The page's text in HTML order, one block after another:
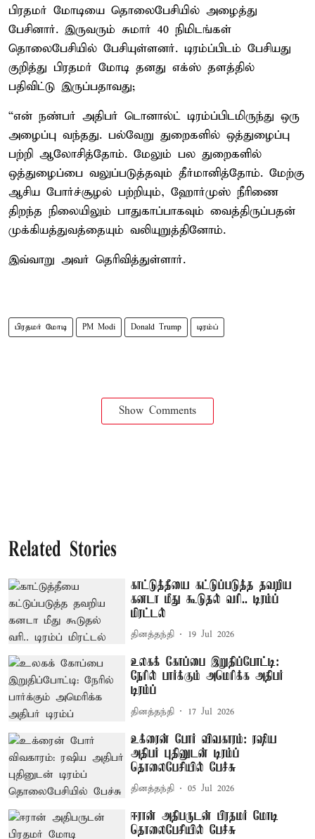
பிரதமர் மோடியை தொலைபேசியில் அழைத்து
பேசினார். இருவரும் சுமார் 40 நிமிடங்கள்
தொலைபேசியில் பேசியுள்ளனர். டிரம்ப்பிடம் பேசியது
குறித்து பிரதமர் மோடி தனது எக்ஸ் தளத்தில்
பதிவிட்டு இருப்பதாவது;
“என் நண்பர் அதிபர் டொனால்ட் டிரம்ப்பிடமிருந்து ஒரு
அழைப்பு வந்தது. பல்வேறு துறைகளில் ஒத்துழைப்பு
பற்றி ஆலோசித்தோம். மேலும் பல துறைகளில்
ஒத்துழைப்பை வலுப்படுத்தவும் தீர்மானித்தோம். மேற்கு
ஆசிய போர்ச்சூழல் பற்றியும், ஹோர்முஸ் நீரிணை
திறந்த நிலையிலும் பாதுகாப்பாகவும் வைத்திருப்பதன்
முக்கியத்துவத்தையும் வலியுறுத்தினோம்.
இவ்வாறு அவர் தெரிவித்துள்ளார்.
பிரதமர் மோடி PM Modi Donald Trump டிரம்ப்
Show Comments
Related Stories
காட்டுத்தீயை கட்டுப்படுத்த தவறிய
கனடா மீது கூடுதல் வரி.. டிரம்ப்
மிரட்டல்
தினத்தந்தி 19 Jul 2026
உலகக் கோப்பை இறுதிப்போட்டி:
நேரில் பார்க்கும் அமெரிக்க அதிபர்
டிரம்ப்
தினத்தந்தி 17 Jul 2026
உக்ரைன் போர் விவகாரம்: ரஷிய
அதிபர் புதினுடன் டிரம்ப்
தொலைபேசியில் பேச்சு
தினத்தந்தி 05 Jul 2026
ஈரான் அதிபருடன் பிரதமர் மோடி
தொலைபேசியில் பேச்சு